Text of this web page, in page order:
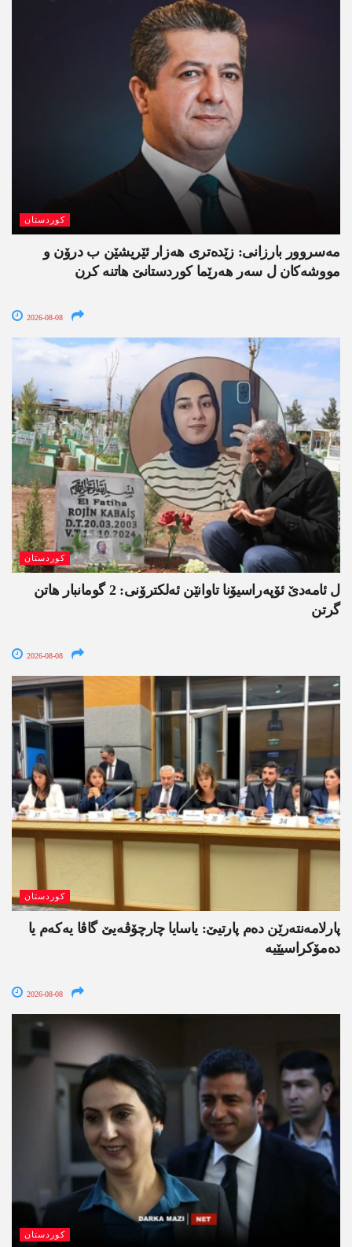
کوردستان
مەسروور بارزانی: زێدەتری ھەزار ئێریشێن ب درۆن و
مووشەکان ل سەر ھەرێما کوردستانێ ھاتنە کرن
2026-08-08
کوردستان
ل ئامەدێ ئۆپەراسیۆنا تاوانێن ئەلکترۆنی: 2 گومانبار ھاتن
گرتن
2026-08-08
کوردستان
پارلامەنتەرێن دەم پارتیێ: یاسایا چارچۆڤەیێ گاڤا یەکەم یا
دەمۆکراسیێیە
2026-08-08
کوردستان